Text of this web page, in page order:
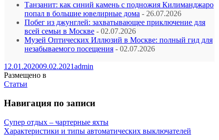
Танзанит: как синий камень с подножия Килиманджаро
попал в большие ювелирные дома - 26.07.2026
Побег из джунглей: захватывающее приключение для
всей семьи в Москве - 02.07.2026
Музей Оптических Иллюзий в Москве: полный гид для
незабываемого посещения - 02.07.2026
12.01.202009.02.2021admin
Размещено в
Статьи
Навигация по записи
Супер отдых – чартерные яхты
Характеристики и типы автоматических выключателей